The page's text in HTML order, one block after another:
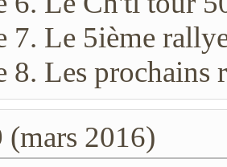
7. Le 5ième
8. Les prochains
(mars 2016)